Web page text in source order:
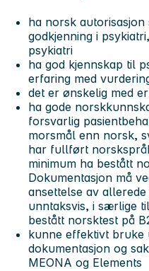
ha norsk autorisasjon
godkjenning i
psykiatri
ha god kjennskap til
erfaring med
det er ønskelig med
ha gode
forsvarlig
morsmål enn norsk,
har fullført
minimum ha bestått
Dokumentasjon må
ansettelse av
unntaksvis, i særlige
bestått norsktest på
kunne effektivt
dokumentasjon og
MEONA og Elements